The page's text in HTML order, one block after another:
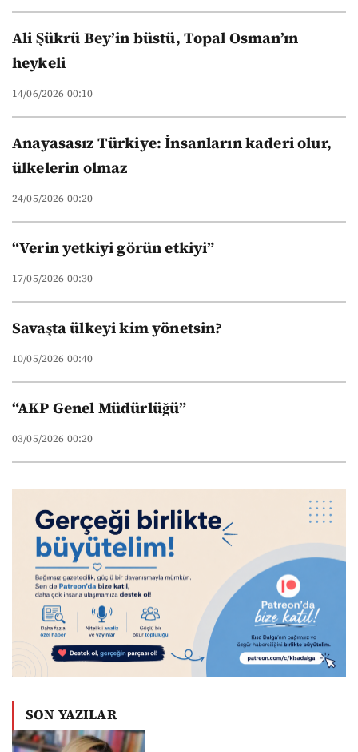
Ali Şükrü Bey’in büstü, Topal Osman’ın
heykeli
14/06/2026 00:10
Anayasasız Türkiye: İnsanların kaderi olur,
ülkelerin olmaz
24/05/2026 00:20
“Verin yetkiyi görün etkiyi”
17/05/2026 00:30
Savaşta ülkeyi kim yönetsin?
10/05/2026 00:40
“AKP Genel Müdürlüğü”
03/05/2026 00:20
SON YAZILAR